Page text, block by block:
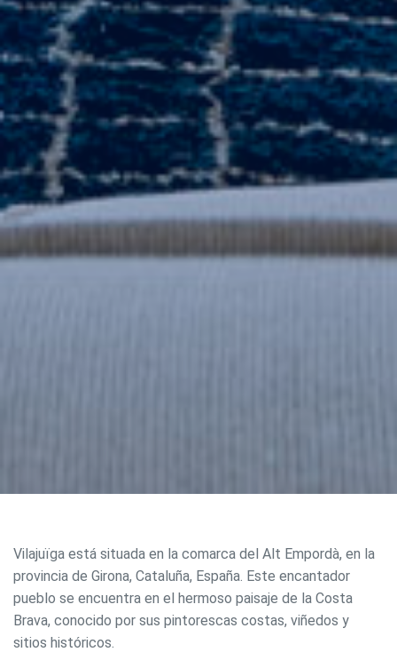
Vilajuïga está situada en la comarca del Alt Empordà, en la
provincia de Girona, Cataluña, España. Este encantador
pueblo se encuentra en el hermoso paisaje de la Costa
Brava, conocido por sus pintorescas costas, viñedos y
sitios históricos.